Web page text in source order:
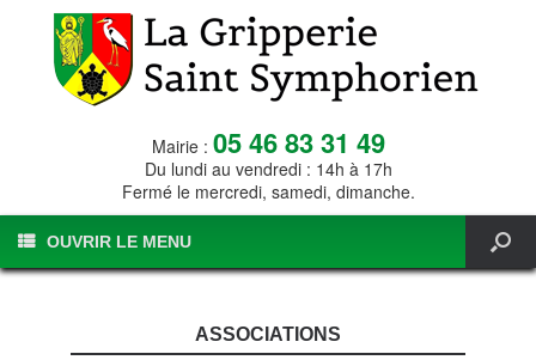
Mairie : 05 46 83 31 49
Du lundi au vendredi : 14h à 17h
Fermé le mercredi, samedi, dimanche.
OUVRIR LE MENU
ASSOCIATIONS